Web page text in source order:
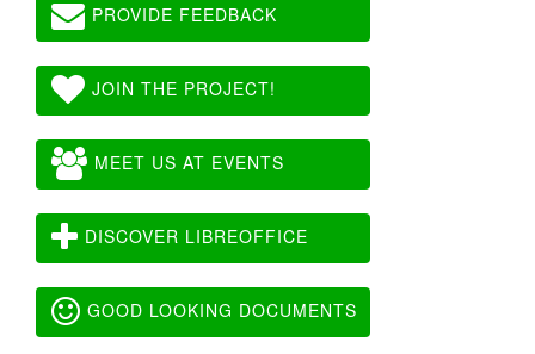
PROVIDE FEEDBACK
JOIN THE PROJECT!
MEET US AT EVENTS
DISCOVER LIBREOFFICE
GOOD LOOKING DOCUMENTS